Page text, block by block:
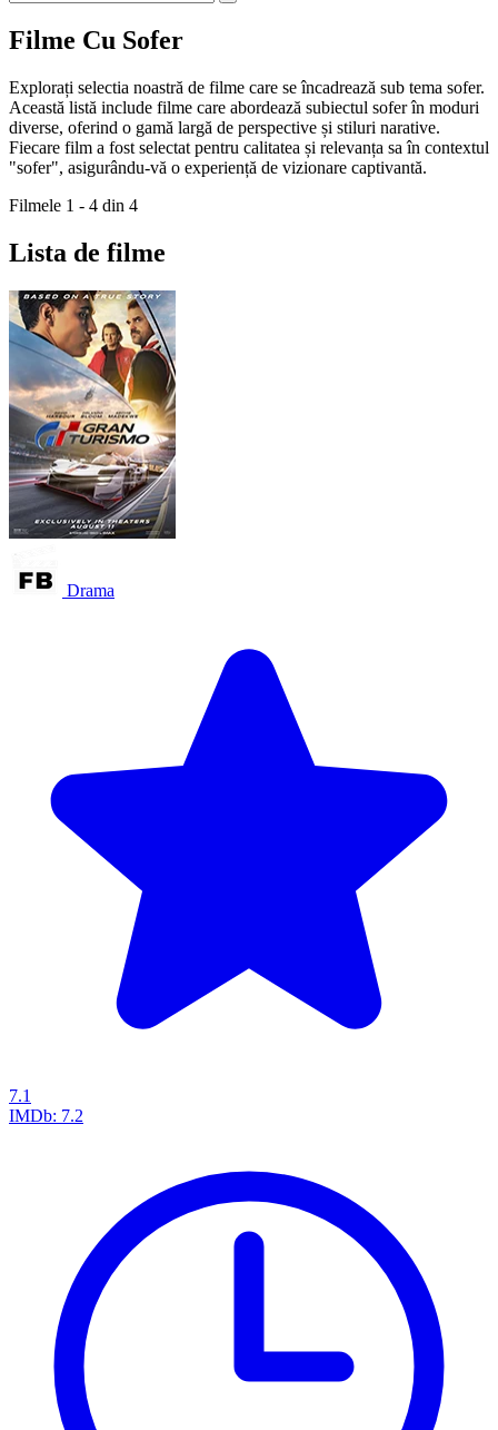
Filme Cu Sofer
Explorați selectia noastră de filme care se încadrează sub tema sofer.
Această listă include filme care abordează subiectul sofer în moduri
diverse, oferind o gamă largă de perspective și stiluri narative.
Fiecare film a fost selectat pentru calitatea și relevanța sa în contextul
"sofer", asigurându-vă o experiență de vizionare captivantă.
Filmele 1 - 4 din 4
Lista de filme
Drama
7.1
IMDb: 7.2